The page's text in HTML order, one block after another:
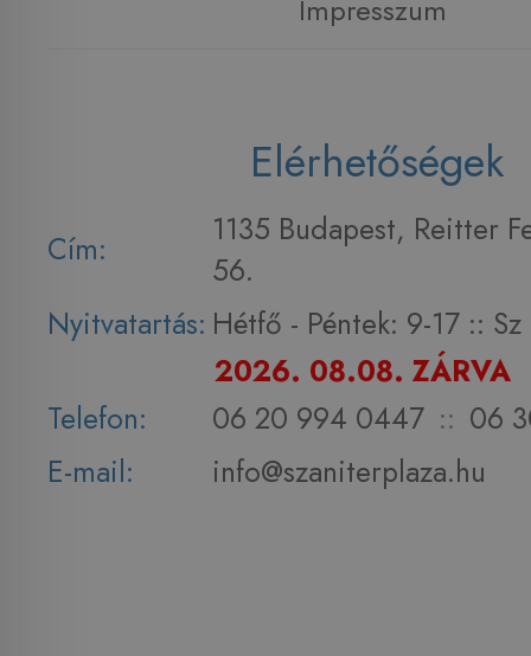
Impresszum
Elérhetőségek
Cím:
1135 Budapest, Reitter
56.
Nyitvatartás: Hétfő - Péntek: 9-17 :: Sz
2026. 08.08. ZÁRVA
Telefon:
06 20 994 0447 :: 06
E-mail:
info@szaniterplaza.hu